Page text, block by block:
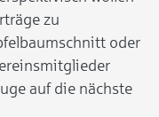
zu
oder
auf die nächste